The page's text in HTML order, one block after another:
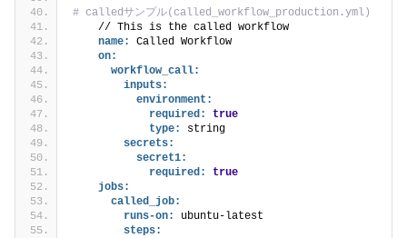
# calledサンプル(called_workflow_production.yml)
    // This is the called workflow
name:
Called Workflow
on:
workflow_call:
inputs:
environment:
required:
true
type:
string
secrets:
secret1:
required:
true
jobs:
called_job:
runs-on:
ubuntu-latest
steps: